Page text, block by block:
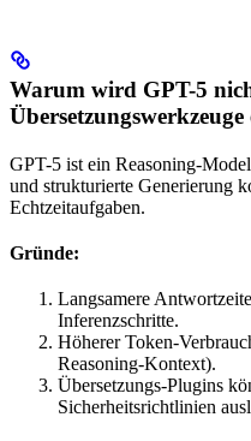
Warum wird GPT-5
GPT-5 ist ein Reasoning-
und strukturierte Generierung
Echtzeitaufgaben.
Gründe:
Langsamere
Inferenzschritte.
Höherer Token-
Reasoning-Kontext).
Übersetzungs-Plugins
Sicherheitsrichtlinien